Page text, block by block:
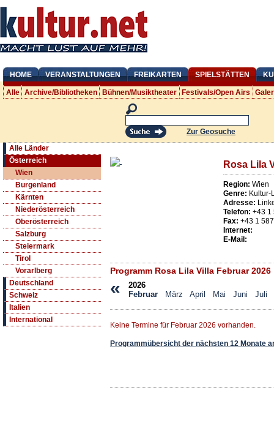
HOME VERANSTALTUNGEN FREIKARTEN SPIELSTÄTTEN
Alle Archive/Bibliotheken Bühnen/Musiktheater Festivals/Open Airs
Zur Geosuche
Alle Länder
Österreich
Wien
Burgenland
Kärnten
Niederösterreich
Oberösterreich
Salzburg
Steiermark
Tirol
Vorarlberg
Deutschland
Schweiz
Italien
International
Rosa Lila
Region: Wien
Genre: Kultur-
Adresse:
Telefon: +43 1
Fax: +43 1
Internet:
E-Mail:
Programm Rosa Lila Villa Februar 2026
«
2026
Februar
März April Mai Juni Juli
Keine Termine für Februar 2026 vorhanden.
Programmübersicht der nächsten 12 Monate